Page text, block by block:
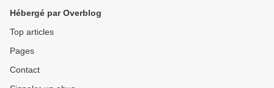
Hébergé par Overblog
Top articles
Pages
Contact